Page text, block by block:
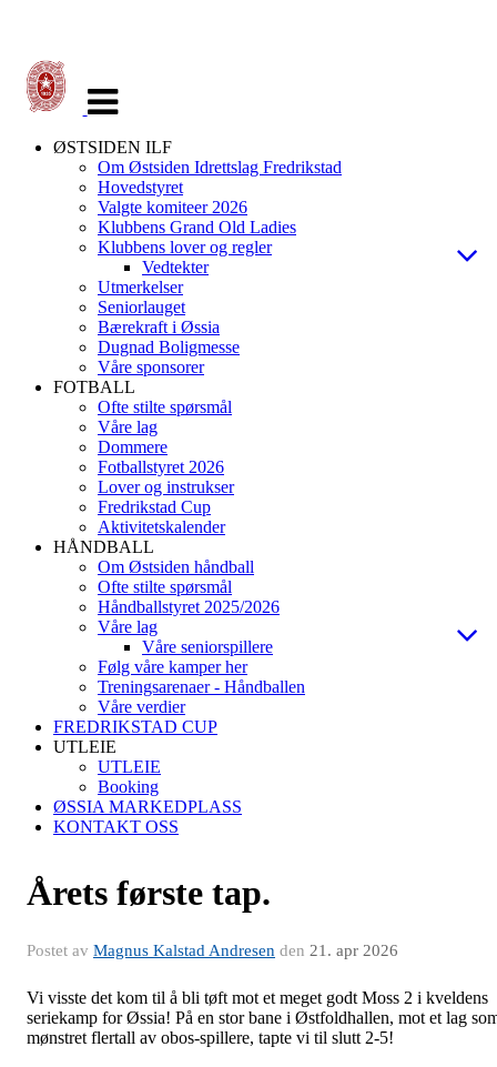
navigasjon
ØSTSIDEN ILF
Om Østsiden Idrettslag Fredrikstad
Hovedstyret
Valgte komiteer 2026
Klubbens Grand Old Ladies
Klubbens lover og regler
Vedtekter
Utmerkelser
Seniorlauget
Bærekraft i Øssia
Dugnad Boligmesse
Våre sponsorer
FOTBALL
Ofte stilte spørsmål
Våre lag
Dommere
Fotballstyret 2026
Lover og instrukser
Fredrikstad Cup
Aktivitetskalender
HÅNDBALL
Om Østsiden håndball
Ofte stilte spørsmål
Håndballstyret 2025/2026
Våre lag
Våre seniorspillere
Følg våre kamper her
Treningsarenaer - Håndballen
Våre verdier
FREDRIKSTAD CUP
UTLEIE
UTLEIE
Booking
ØSSIA MARKEDPLASS
KONTAKT OSS
Årets første tap.
Postet av Magnus Kalstad Andresen den 21. apr 2026
Vi visste det kom til å bli tøft mot et meget godt Moss 2 i kveldens
seriekamp for Øssia! På en stor bane i Østfoldhallen, mot et lag
mønstret flertall av obos-spillere, tapte vi til slutt 2-5!